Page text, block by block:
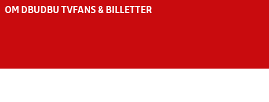
OM DBU DBU TV FANS & BILLETTER